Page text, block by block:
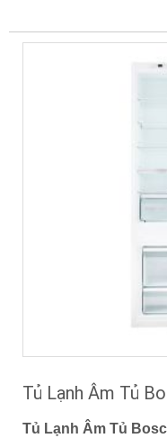
Tủ Lạnh Âm Tủ
Tủ Lạnh Âm Tủ